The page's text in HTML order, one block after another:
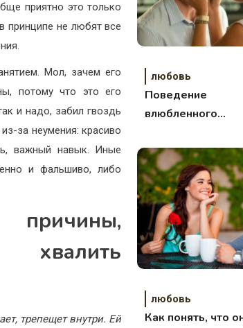
приятно это только
принципе не любят все
Мол, зачем его
потому что это его
и надо, забил гвоздь
за неумения: красиво
важный навык. Иные
и фальшиво, либо
трепещет внутри. Ей
любовь
Поведение
влюбленного
любовь
Как понять, что